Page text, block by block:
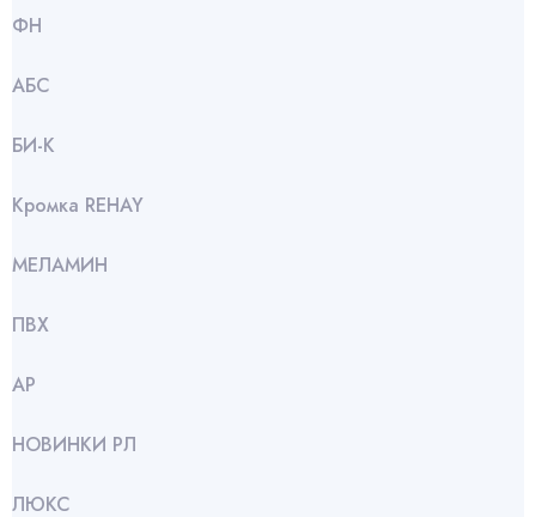
ФН
АБС
БИ-К
Кромка REHAY
МЕЛАМИН
ПВХ
АР
НОВИНКИ РЛ
ЛЮКС